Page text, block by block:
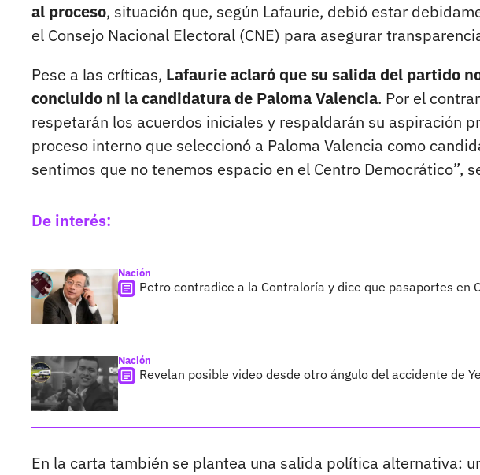
al proceso, situación que, según Lafaurie, debió estar
el Consejo Nacional Electoral (CNE) para asegurar
Pese a las críticas, Lafaurie aclaró que su salida del partido
concluido ni la candidatura de Paloma Valencia. Por el
respetarán los acuerdos iniciales y respaldarán su aspiración
proceso interno que seleccionó a Paloma Valencia como
sentimos que no tenemos espacio en el Centro Democrático”,
De interés:
Nación
Petro contradice a la Contraloría y dice que pasaportes en
Nación
Revelan posible video desde otro ángulo del accidente de
En la carta también se plantea una salida política alternativa: